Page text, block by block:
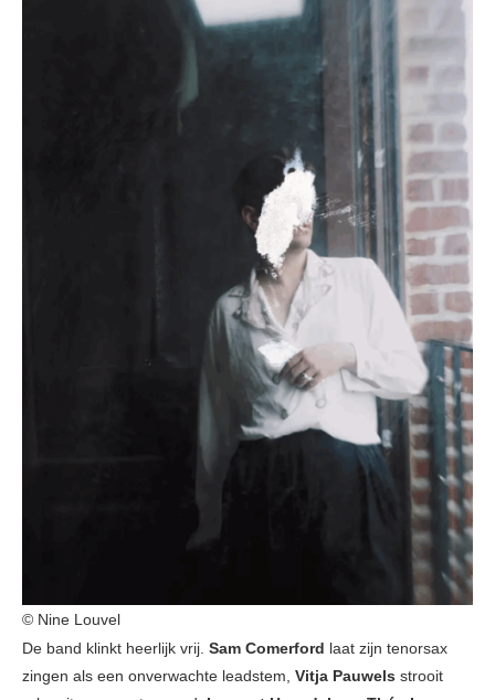
© Nine Louvel
De band klinkt heerlijk vrij. Sam Comerford laat zijn tenorsax
zingen als een onverwachte leadstem, Vitja Pauwels strooit